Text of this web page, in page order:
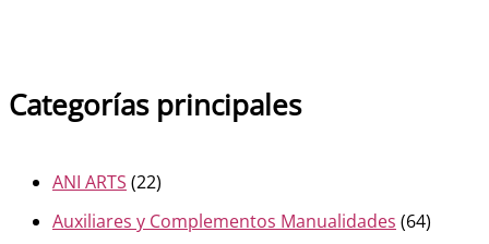
Categorías principales
ANI ARTS (22)
Auxiliares y Complementos Manualidades (64)